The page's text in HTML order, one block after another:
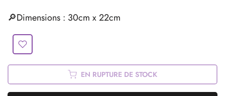
🔎Dimensions : 30cm x 22cm
EN RUPTURE DE STOCK